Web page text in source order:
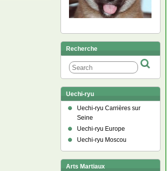
Recherche
Uechi-ryu
Uechi-ryu Carrières sur
Seine
Uechi-ryu Europe
Uechi-ryu Moscou
Arts Martiaux